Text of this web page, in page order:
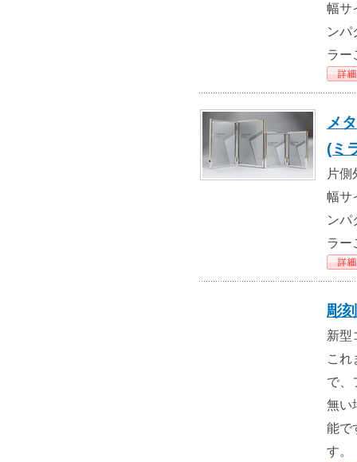
幅サ
ンパ
ラー
メ
(ミ
片側
幅サ
ンパ
ラー
彫
新型
これ
で、
無い
能で
す。